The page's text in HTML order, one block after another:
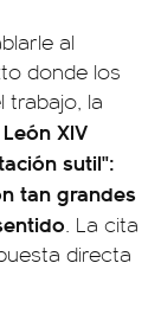
al
donde los
trabajo, la
XIV
sutil":
tan grandes
. La cita
directa